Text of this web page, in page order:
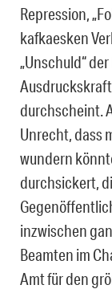
Repression,
kafkaesken
„Unschuld“
durchscheint.
Unrecht, dass
wundern
durchsickert,
inzwischen
Beamten im
Amt für den